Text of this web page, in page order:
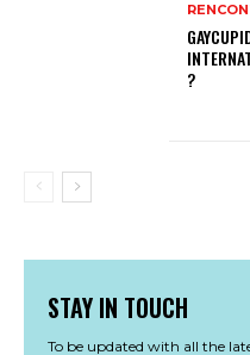
?
STAY IN TOUCH
To be updated with all the